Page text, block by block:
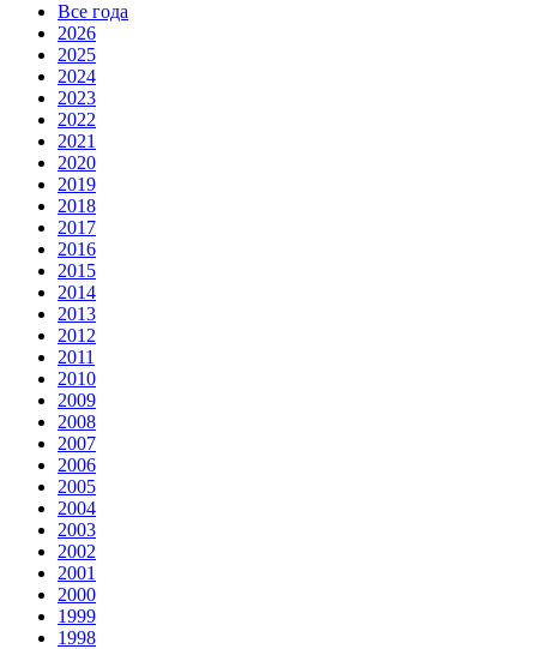
Все года
2026
2025
2024
2023
2022
2021
2020
2019
2018
2017
2016
2015
2014
2013
2012
2011
2010
2009
2008
2007
2006
2005
2004
2003
2002
2001
2000
1999
1998